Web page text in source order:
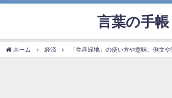
言葉の手帳
ホーム 経済 「生産緑地」の使い方や意味、例文